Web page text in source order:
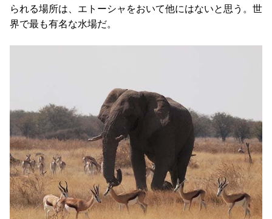
られる場所は、エトーシャをおいて他にはないと思う。世
界で最も有名な水場だ。